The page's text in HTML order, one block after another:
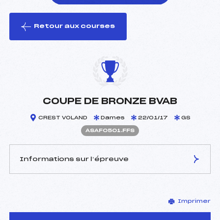
le ski
Retour aux courses
COUPE DE BRONZE BVAB
CREST VOLAND Dames 22/01/17 GS
ASAF0501.FFS
Informations sur l’épreuve
MONOD JULIEN (SA)
Arbitre :
OUVRIER BUFFET CEDRIC
Imprimer